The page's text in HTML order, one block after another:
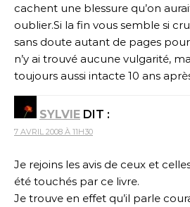
cachent une blessure qu’on
oublier.Si la fin vous semble si
sans doute autant de pages
n’y ai trouvé aucune vulgarité,
toujours aussi intacte 10 ans
SYLVIE DIT :
7 AVRIL 2008 À 11H30
Je rejoins les avis de ceux et
été touchés par ce livre.
Je trouve en effet qu’il parle